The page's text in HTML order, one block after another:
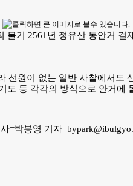
불기 2561년 정유산 동안거 결
선원이 없는 일반 사찰에서도
도 등 각각의 방식으로 안거에
=박봉영 기자